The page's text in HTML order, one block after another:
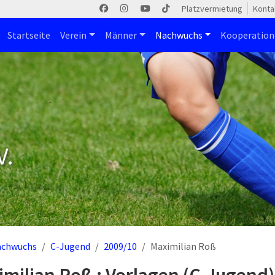
Platzvermietung
Startseite Verein Männer Nachwuchs
C-Jugend 2009/10 Maximilian Roß